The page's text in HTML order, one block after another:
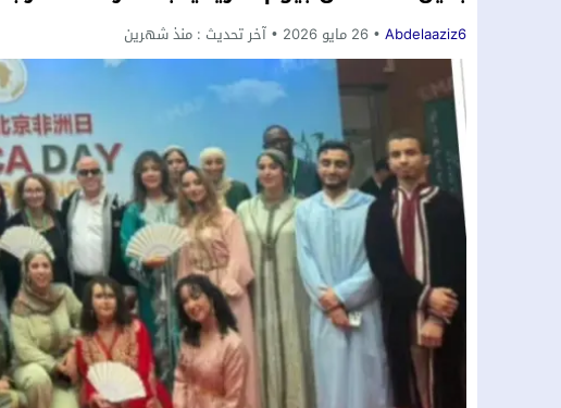
Abdelaaziz6 26 مايو 2026 آخر تحديث : منذ شهرين